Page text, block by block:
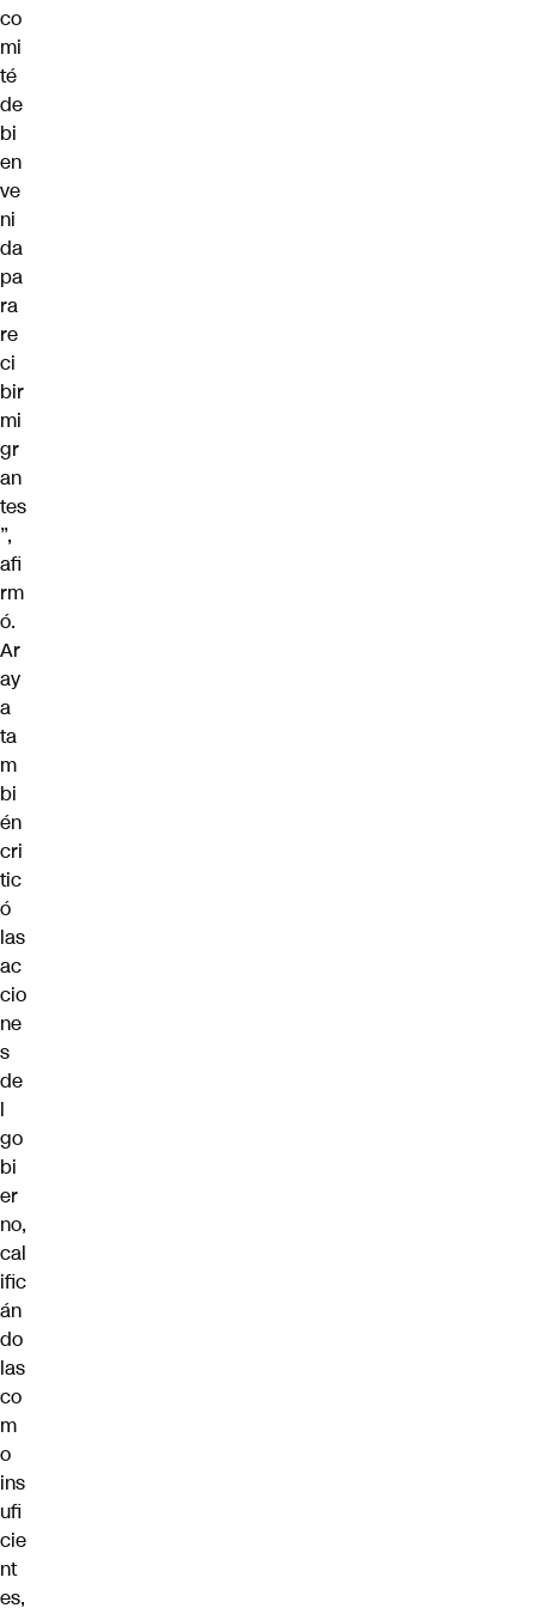
co
mi
té
de
bi
en
ve
ni
da
pa
ra
re
ci
bir
mi
gr
an
tes
”,
afi
rm
ó.
Ar
ay
a
ta
m
bi
én
cri
tic
ó
las
ac
cio
ne
s
de
l
go
bi
er
no,
cal
ific
án
do
las
co
m
o
ins
ufi
cie
nt
es,